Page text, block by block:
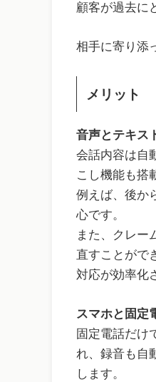
顧客が過去に
相手に寄り添
メリット
音声とテキス
会話内容は自
こし機能も搭
例えば、後か
心です。
また、クレー
直すことがで
対応が効率化
スマホと固定
固定電話だけ
れ、録音も自
します。